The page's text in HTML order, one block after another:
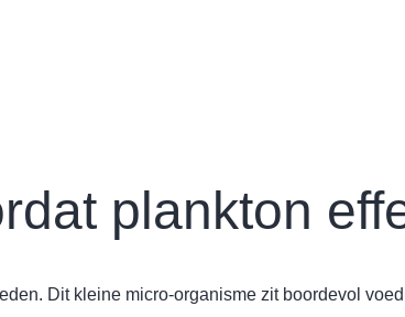
plankton
Dit kleine micro-organisme zit boordevol